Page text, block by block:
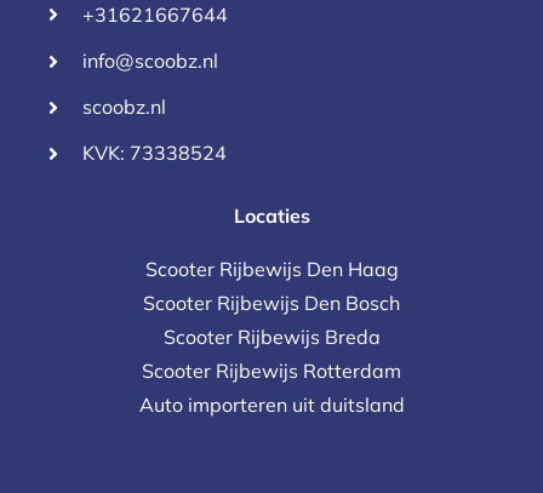
+31621667644
info@scoobz.nl
scoobz.nl
KVK: 73338524
Locaties
Scooter Rijbewijs Den Haag
Scooter Rijbewijs Den Bosch
Scooter Rijbewijs Breda
Scooter Rijbewijs Rotterdam
Auto importeren uit duitsland